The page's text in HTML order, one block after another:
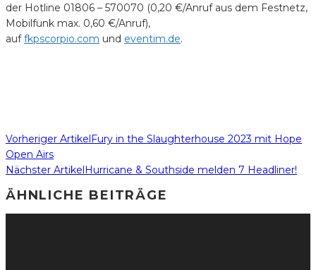
der Hotline 01806 – 570070 (0,20 €/Anruf aus dem Festnetz,
Mobilfunk max. 0,60 €/Anruf),
auffkpscorpio.com und eventim.de.
Vorheriger ArtikelFury in the Slaughterhouse 2023 mit Hope
Open Airs
Nächster ArtikelHurricane & Southside melden 7 Headliner!
ÄHNLICHE BEITRÄGE